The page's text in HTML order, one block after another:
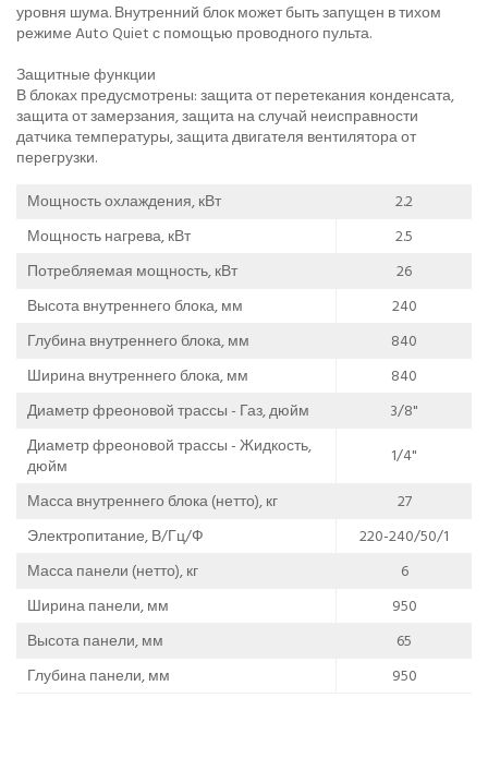
уровня шума. Внутренний блок может быть запущен в тихом
режиме Auto Quiet с помощью проводного пульта.
Защитные функции
В блоках предусмотрены: защита от перетекания конденсата,
защита от замерзания, защита на случай неисправности
датчика температуры, защита двигателя вентилятора от
перегрузки.
Мощность охлаждения, кВт
2.2
Мощность нагрева, кВт
2.5
Потребляемая мощность, кВт
26
Высота внутреннего блока, мм
240
Глубина внутреннего блока, мм
840
Ширина внутреннего блока, мм
840
Диаметр фреоновой трассы - Газ, дюйм
3/8"
Диаметр фреоновой трассы - Жидкость,
дюйм
1/4"
Масса внутреннего блока (нетто), кг
27
Электропитание, В/Гц/Ф
220-240/50/1
Масса панели (нетто), кг
6
Ширина панели, мм
950
Высота панели, мм
65
Глубина панели, мм
950